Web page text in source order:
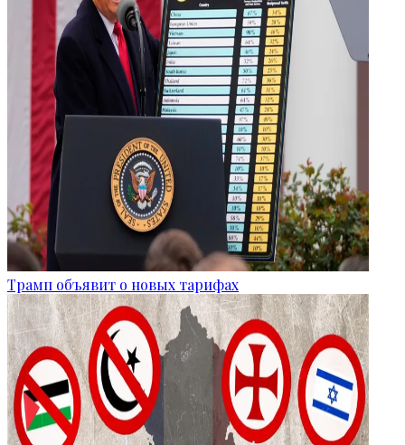
Трамп объявит о новых тарифах